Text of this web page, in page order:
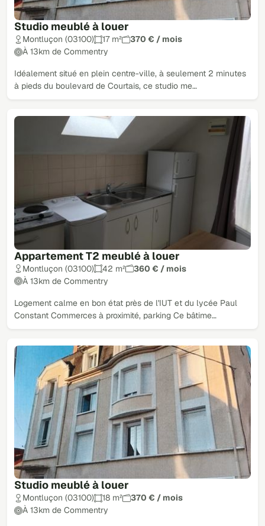
Studio meublé à louer
Montluçon (03100) 17 m²
370 € / mois
À 13km de Commentry
Idéalement situé en plein centre-ville, à seulement 2 minutes
à pieds du boulevard de Courtais, ce studio me…
Appartement T2 meublé à louer
Montluçon (03100) 42 m²
360 € / mois
À 13km de Commentry
Logement calme en bon état près de l'IUT et du lycée Paul
Constant Commerces à proximité, parking Ce bâtime…
Studio meublé à louer
Montluçon (03100) 18 m²
370 € / mois
À 13km de Commentry